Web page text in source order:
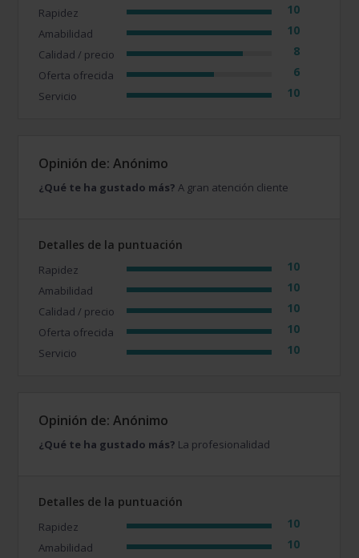
Rapidez 10
Amabilidad 10
Calidad / precio 8
Oferta ofrecida 6
Servicio 10
Opinión de: Anónimo
¿Qué te ha gustado más? A gran atención cliente
Detalles de la puntuación
Rapidez 10
Amabilidad 10
Calidad / precio 10
Oferta ofrecida 10
Servicio 10
Opinión de: Anónimo
¿Qué te ha gustado más? La profesionalidad
Detalles de la puntuación
Rapidez 10
Amabilidad 10